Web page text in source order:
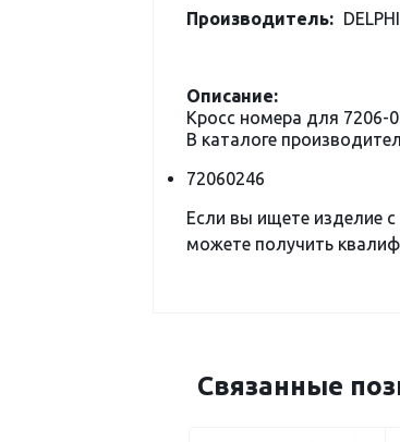
Производитель: DELPHI
Описание:
Кросс номера для 7206-
В каталоге
72060246
Если вы ищете изделие
можете получить
Связанные